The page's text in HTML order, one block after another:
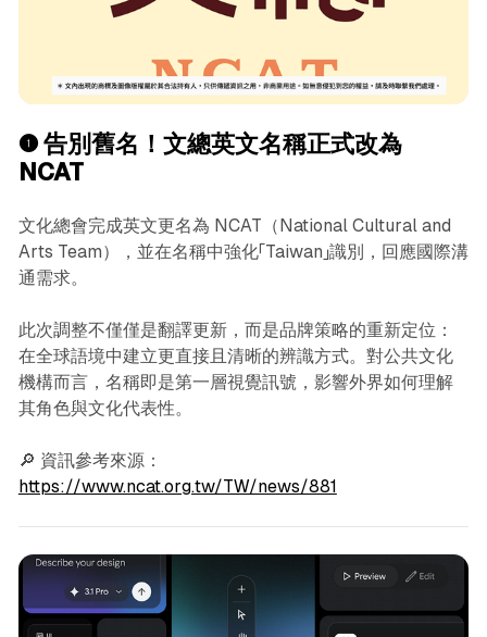
❶ 告別舊名！文總英文名稱正式改為
NCAT
文化總會完成英文更名為 NCAT（National Cultural and
Arts Team），並在名稱中強化「Taiwan」識別，回應國際溝
通需求。
此次調整不僅僅是翻譯更新，而是品牌策略的重新定位：
在全球語境中建立更直接且清晰的辨識方式。對公共文化
機構而言，名稱即是第一層視覺訊號，影響外界如何理解
其角色與文化代表性。
🔎 資訊參考來源：
https://www.ncat.org.tw/TW/news/881